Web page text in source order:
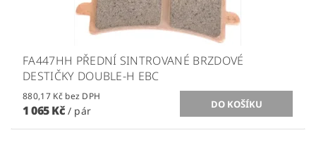
FA447HH PŘEDNÍ SINTROVANÉ BRZDOVÉ
DESTIČKY DOUBLE-H EBC
880,17 Kč bez DPH
1 065 Kč / pár